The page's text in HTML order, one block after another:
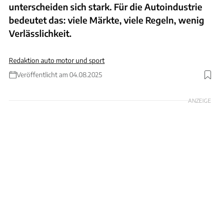
unterscheiden sich stark. Für die Autoindustrie
bedeutet das: viele Märkte, viele Regeln, wenig
Verlässlichkeit.
Redaktion auto motor und sport
Veröffentlicht am 04.08.2025
Foto: Canva
ANZEIGE